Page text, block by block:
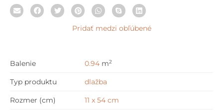
Pridať medzi obľúbené
Balenie 0.94 m2
Typ produktu dlažba
Rozmer (cm) 11 x 54 cm